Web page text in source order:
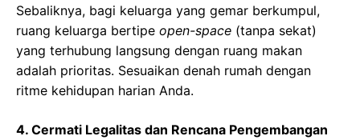
Sebaliknya, bagi keluarga yang gemar berkumpul,
ruang keluarga bertipe open-space (tanpa sekat)
yang terhubung langsung dengan ruang makan
adalah prioritas. Sesuaikan denah rumah dengan
ritme kehidupan harian Anda.
4. Cermati Legalitas dan Rencana Pengembangan